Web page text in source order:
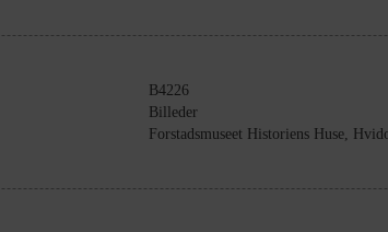
B4226
Billeder
Forstadsmuseet Historiens Huse,